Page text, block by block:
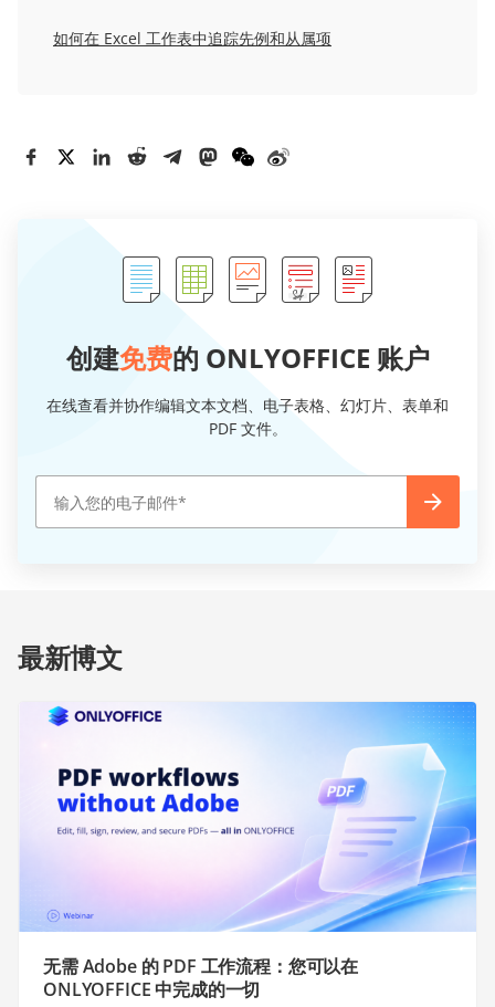
如何在 Excel 工作表中追踪先例和从属项
创建免费的 ONLYOFFICE 账户
在线查看并协作编辑文本文档、电子表格、幻灯片、表单和
PDF 文件。
最新博文
无需 Adobe 的 PDF 工作流程：您可以在
ONLYOFFICE 中完成的一切